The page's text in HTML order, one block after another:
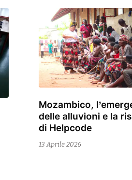
Mozambico,
delle alluvioni e la
di Helpcode
13 Aprile 2026
15
Aprile
2026